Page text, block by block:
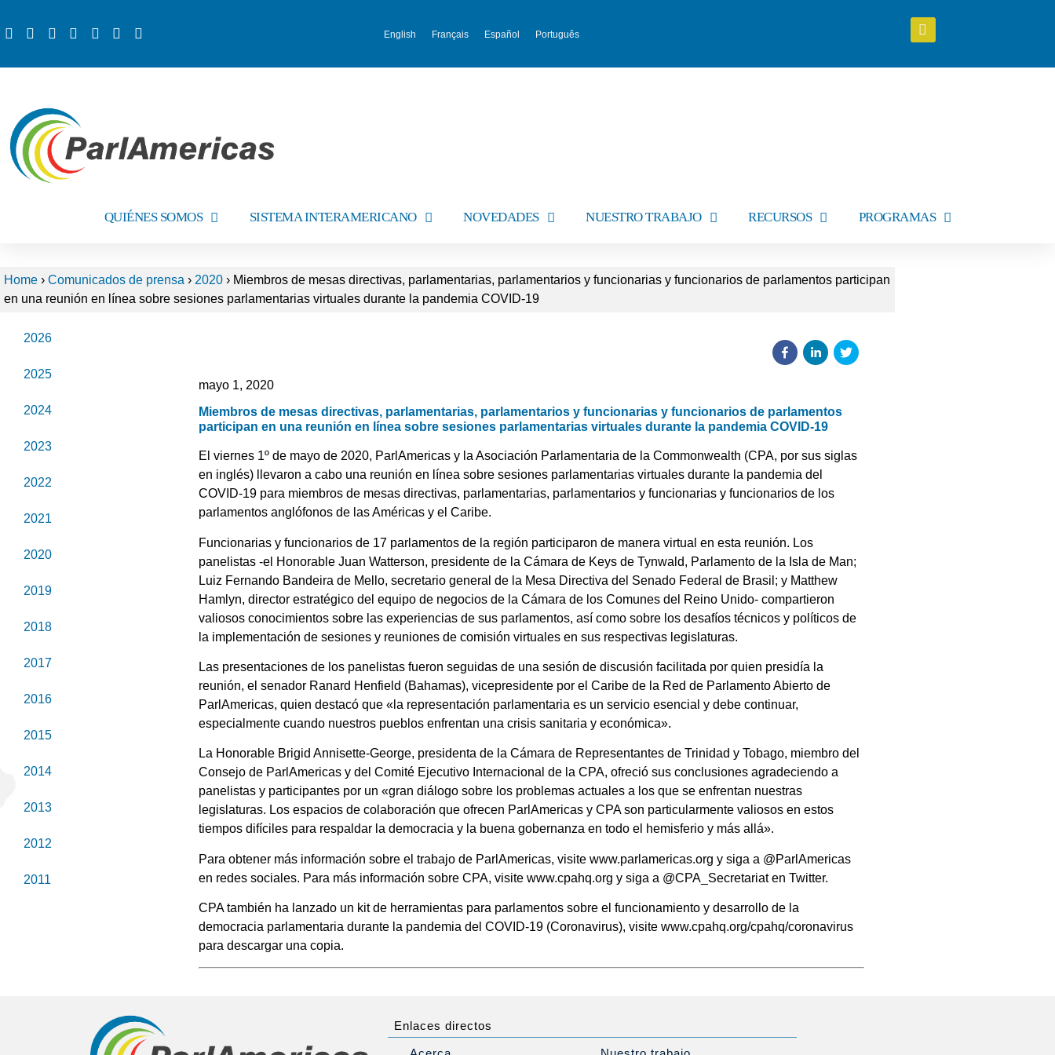
English Français Español Português
QUIÉNES SOMOS SISTEMA INTERAMERICANO NOVEDADES NUESTRO TRABAJO RECURSOS PROGRAMAS
Home › Comunicados de prensa › 2020 › Miembros de mesas directivas, parlamentarias, parlamentarios y funcionarias y funcionarios de parlamentos participan
en una reunión en línea sobre sesiones parlamentarias virtuales durante la pandemia COVID-19
2026
2025
2024
2023
2022
2021
2020
2019
2018
2017
2016
2015
2014
2013
2012
2011
mayo 1, 2020
Miembros de mesas directivas, parlamentarias, parlamentarios y funcionarias y funcionarios de parlamentos
participan en una reunión en línea sobre sesiones parlamentarias virtuales durante la pandemia COVID-19
El viernes 1º de mayo de 2020, ParlAmericas y la Asociación Parlamentaria de la Commonwealth (CPA, por sus siglas
en inglés) llevaron a cabo una reunión en línea sobre sesiones parlamentarias virtuales durante la pandemia del
COVID-19 para miembros de mesas directivas, parlamentarias, parlamentarios y funcionarias y funcionarios de los
parlamentos anglófonos de las Américas y el Caribe.
Funcionarias y funcionarios de 17 parlamentos de la región participaron de manera virtual en esta reunión. Los
panelistas -el Honorable Juan Watterson, presidente de la Cámara de Keys de Tynwald, Parlamento de la Isla de Man;
Luiz Fernando Bandeira de Mello, secretario general de la Mesa Directiva del Senado Federal de Brasil; y Matthew
Hamlyn, director estratégico del equipo de negocios de la Cámara de los Comunes del Reino Unido- compartieron
valiosos conocimientos sobre las experiencias de sus parlamentos, así como sobre los desafíos técnicos y políticos de
la implementación de sesiones y reuniones de comisión virtuales en sus respectivas legislaturas.
Las presentaciones de los panelistas fueron seguidas de una sesión de discusión facilitada por quien presidía la
reunión, el senador Ranard Henfield (Bahamas), vicepresidente por el Caribe de la Red de Parlamento Abierto de
ParlAmericas, quien destacó que «la representación parlamentaria es un servicio esencial y debe continuar,
especialmente cuando nuestros pueblos enfrentan una crisis sanitaria y económica».
La Honorable Brigid Annisette-George, presidenta de la Cámara de Representantes de Trinidad y Tobago, miembro del
Consejo de ParlAmericas y del Comité Ejecutivo Internacional de la CPA, ofreció sus conclusiones agradeciendo a
panelistas y participantes por un «gran diálogo sobre los problemas actuales a los que se enfrentan nuestras
legislaturas. Los espacios de colaboración que ofrecen ParlAmericas y CPA son particularmente valiosos en estos
tiempos difíciles para respaldar la democracia y la buena gobernanza en todo el hemisferio y más allá».
Para obtener más información sobre el trabajo de ParlAmericas, visite www.parlamericas.org y siga a @ParlAmericas
en redes sociales. Para más información sobre CPA, visite www.cpahq.org y siga a @CPA_Secretariat en Twitter.
CPA también ha lanzado un kit de herramientas para parlamentos sobre el funcionamiento y desarrollo de la
democracia parlamentaria durante la pandemia del COVID-19 (Coronavirus), visite www.cpahq.org/cpahq/coronavirus
para descargar una copia.
Enlaces directos